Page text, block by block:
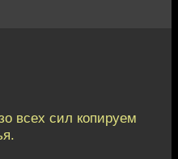
всех сил копируем